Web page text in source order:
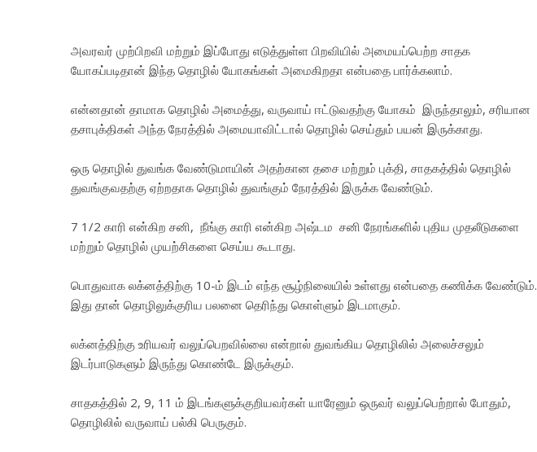
அவரவர் முற்பிறவி மற்றும் இப்போது எடுத்துள்ள பிறவியில் அமையப்பெற்ற சாதக
யோகப்படிதான் இந்த தொழில் யோகங்கள் அமைகிறதா என்பதை பார்க்கலாம்.
என்னதான் தாமாக தொழில் அமைத்து, வருவாய் ஈட்டுவதற்கு யோகம் இருந்தாலும், சரியான
தசாபுக்திகள் அந்த நேரத்தில் அமையாவிட்டால் தொழில் செய்தும் பயன் இருக்காது.
ஒரு தொழில் துவங்க வேண்டுமாயின் அதற்கான தசை மற்றும் புக்தி, சாதகத்தில் தொழில்
துவங்குவதற்கு ஏற்றதாக தொழில் துவங்கும் நேரத்தில் இருக்க வேண்டும்.
7 1/2 காரி என்கிற சனி, நீங்கு காரி என்கிற அஷ்டம சனி நேரங்களில் புதிய முதலீடுகளை
மற்றும் தொழில் முயற்சிகளை செய்ய கூடாது.
பொதுவாக லக்னத்திற்கு 10-ம் இடம் எந்த சூழ்நிலையில் உள்ளது என்பதை கணிக்க வேண்டும்.
இது தான் தொழிலுக்குரிய பலனை தெரிந்து கொள்ளும் இடமாகும்.
லக்னத்திற்கு உரியவர் வலுப்பெறவில்லை என்றால் துவங்கிய தொழிலில் அலைச்சலும்
இடர்பாடுகளும் இருந்து கொண்டே இருக்கும்.
சாதகத்தில் 2, 9, 11 ம் இடங்களுக்குறியவர்கள் யாரேனும் ஒருவர் வலுப்பெற்றால் போதும்,
தொழிலில் வருவாய் பல்கி பெருகும்.